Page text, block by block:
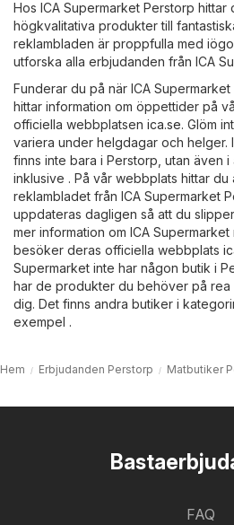
Hos ICA Supermarket Perstorp
högkvalitativa produkter till
reklambladen är proppfulla med
utforska alla erbjudanden från ICA
Funderar du på när ICA
hittar information om öppettider på
officiella webbplatsen ica.se. Glöm
variera under helgdagar och helger.
finns inte bara i Perstorp, utan även i
inklusive . På vår webbplats hittar du
reklambladet från ICA Supermarket
uppdateras dagligen så att du
mer information om ICA
besöker deras officiella webbplats
Supermarket inte har någon butik i
har de produkter du behöver på
dig. Det finns andra butiker i
exempel .
Hem Erbjudanden Perstorp Matbutiker
FAQ